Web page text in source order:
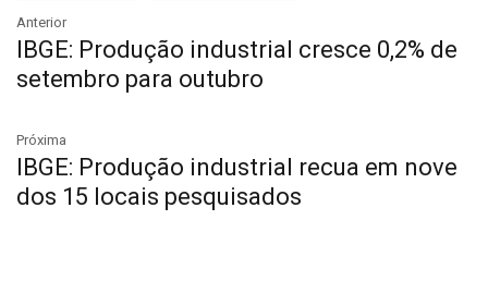
Anterior
IBGE: Produção industrial cresce 0,2% de
setembro para outubro
Próxima
IBGE: Produção industrial recua em nove
dos 15 locais pesquisados